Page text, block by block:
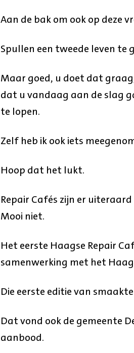
Aan de bak om ook op deze
Spullen een tweede leven te
Maar goed, u doet dat
dat u vandaag aan de slag
te lopen.
Zelf heb ik ook iets
Hoop dat het lukt.
Repair Cafés zijn er
Mooi niet.
Het eerste Haagse Repair
samenwerking met het
Die eerste editie van
Dat vond ook de gemeente
aanbood.